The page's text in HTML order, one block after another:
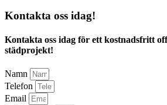
Kontakta oss idag!
Kontakta oss idag för ett kostnadsfritt
städprojekt!
Namn
Telefon
Email